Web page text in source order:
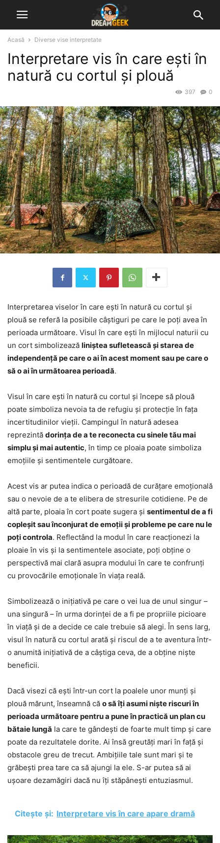
Acasă Diverse vise interpretate
Interpretare vis în care ești în
natură cu cortul și plouă
0
397
Interpretarea viselor în care ești în natură cu cortul și
plouă se referă la posibile câștiguri pe care le poți avea în
perioada următoare. Visul în care ești în mijlocul naturii cu
un cort simbolizează liniștea sufletească și starea de
independență pe care o ai în acest moment sau pe care o
să o ai în următoarea perioadă.
Visul în care ești în natură cu cortul și începe să plouă
poate simboliza nevoia ta de refugiu și protecție în fața
incertitudinilor vieții. Campingul în natură adesea
reprezintă dorința de a te reconecta cu sinele tău mai
simplu și mai autentic, în timp ce ploaia poate simboliza
emoțiile și sentimentele curgătoare.
Acest vis ar putea indica o perioadă de curățare emoțională
sau o nevoie de a te elibera de stresurile cotidiene. Pe de
altă parte, ploaia în cort poate sugera și sentimentul de a fi
copleșit sau înconjurat de emoții și probleme pe care nu le
poți controla. Reflectând la modul în care reacționezi la
ploaie în vis și la sentimentele asociate, poți obține o
perspectivă mai clară asupra modului în care te confrunți
cu provocările emoționale în viața reală.
Simbolizează o inițiativă pe care o vei lua de unul singur –
una singură – în urma dorinței de a fi pe propriile picioare
în viață și de a decide ce cale trebuie să alegi. În sens larg,
visul în natură cu cortul arată și riscul de a te aventura într-
o anumită inițiativă de a câștiga ceva, de a obține niște
beneficii.
Dacă visezi că ești într-un cort la poalele unor munți și
plouă mărunt, înseamnă că o să îți asumi niște riscuri în
perioada următoare pentru a pune în practică un plan cu
bătaie lungă la care te gândești de foarte mult timp și care
poate da rezultatele dorite. Ai însă greutăți mari în față și
obstacole greu de trecut. Ambițiile tale sunt mari și te
grăbești prea tare ca să ajungi la ele. S-ar putea să ai
ușoare dezamăgiri dacă nu îți stăpânești entuziasmul.
Citește și: Interpretare vis în care apare dramă